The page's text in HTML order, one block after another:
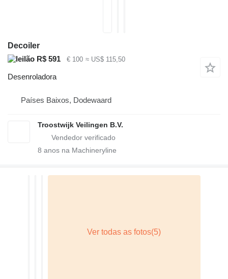
Decoiler
R$ 591
€ 100 ≈ US$ 115,50
Desenroladora
Países Baixos, Dodewaard
Troostwijk Veilingen B.V.
8 anos na Machineryline